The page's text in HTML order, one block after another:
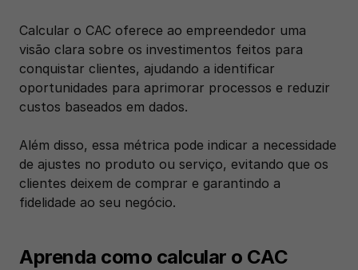
Calcular o CAC oferece ao empreendedor uma
visão clara sobre os investimentos feitos para
conquistar clientes, ajudando a identificar
oportunidades para aprimorar processos e reduzir
custos baseados em dados.
Além disso, essa métrica pode indicar a necessidade
de ajustes no produto ou serviço, evitando que os
clientes deixem de comprar e garantindo a
fidelidade ao seu negócio.
Aprenda como calcular o CAC